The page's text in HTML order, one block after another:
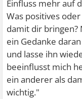
Einfluss mehr auf
Was positives
damit dir bringen?
ein Gedanke
und lasse ihn
beeinflusst mich
ein anderer als
wichtig."